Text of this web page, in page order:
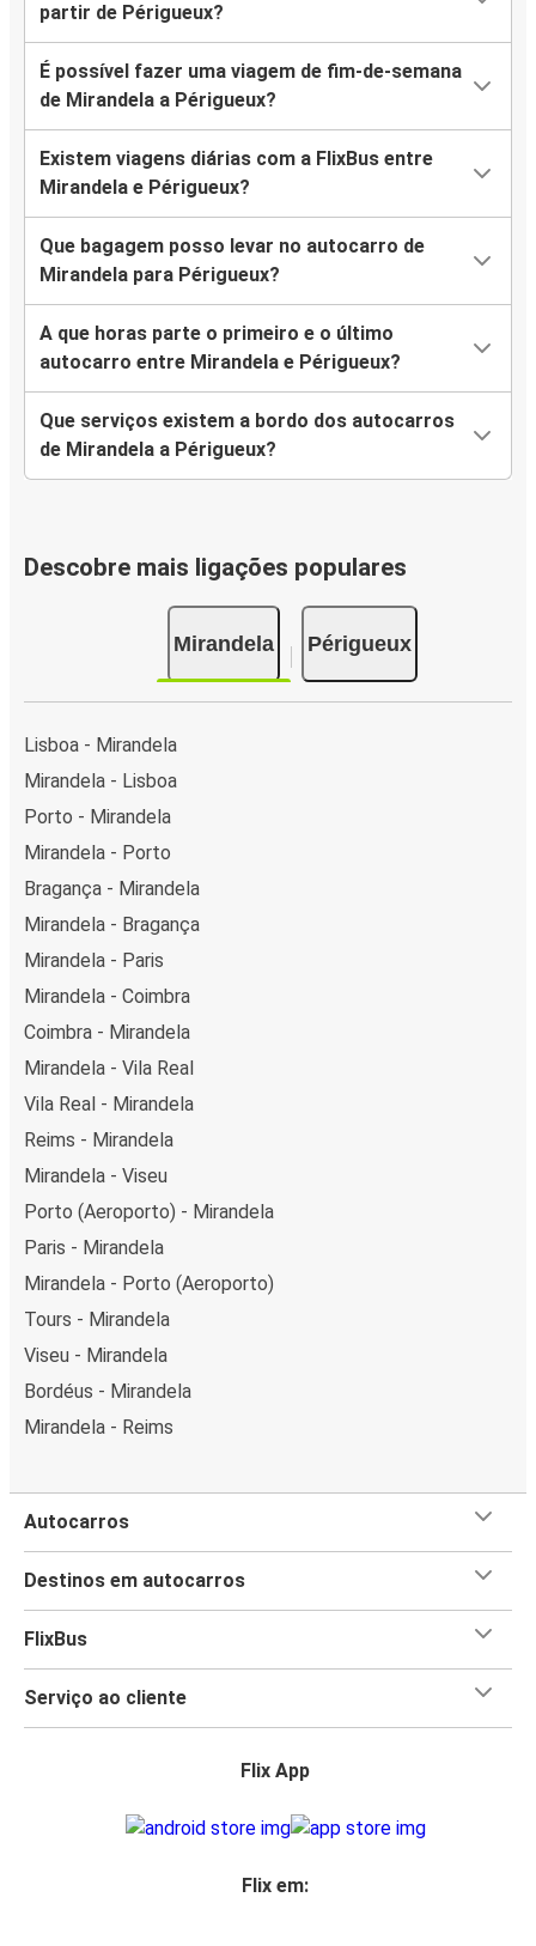
partir de Périgueux?
É possível fazer uma viagem de fim-de-semana
de Mirandela a Périgueux?
Existem viagens diárias com a FlixBus entre
Mirandela e Périgueux?
Que bagagem posso levar no autocarro de
Mirandela para Périgueux?
A que horas parte o primeiro e o último
autocarro entre Mirandela e Périgueux?
Que serviços existem a bordo dos autocarros
de Mirandela a Périgueux?
Descobre mais ligações populares
Mirandela Périgueux
Lisboa - Mirandela
Mirandela - Lisboa
Porto - Mirandela
Mirandela - Porto
Bragança - Mirandela
Mirandela - Bragança
Mirandela - Paris
Mirandela - Coimbra
Coimbra - Mirandela
Mirandela - Vila Real
Vila Real - Mirandela
Reims - Mirandela
Mirandela - Viseu
Porto (Aeroporto) - Mirandela
Paris - Mirandela
Mirandela - Porto (Aeroporto)
Tours - Mirandela
Viseu - Mirandela
Bordéus - Mirandela
Mirandela - Reims
Autocarros
Destinos em autocarros
FlixBus
Serviço ao cliente
Flix App
Flix em: